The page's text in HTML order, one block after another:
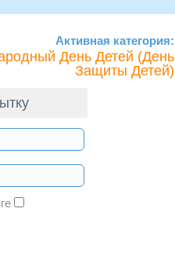
Активная категория:
День Детей (День
Защиты Детей)